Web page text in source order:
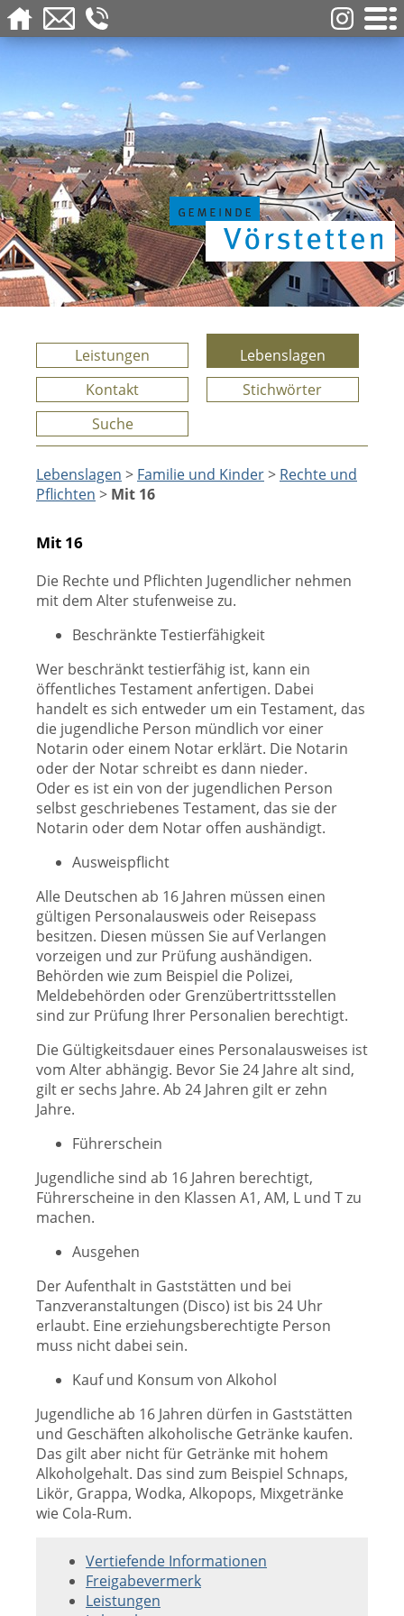
Leistungen
Lebenslagen
Kontakt
Stichwörter
Suche
Lebenslagen > Familie und Kinder> Rechte und
Pflichten > Mit 16
Mit 16
Die Rechte und Pflichten Jugendlicher nehmen
mit dem Alter stufenweise zu.
Beschränkte Testierfähigkeit
Wer beschränkt testierfähig ist, kann ein
öffentliches Testament anfertigen. Dabei
handelt es sich entweder um ein Testament, das
die jugendliche Person mündlich vor einer
Notarin oder einem Notar erklärt. Die Notarin
oder der Notar schreibt es dann nieder.
Oder es ist ein von der jugendlichen Person
selbst geschriebenes Testament, das sie der
Notarin oder dem Notar offen aushändigt.
Ausweispflicht
Alle Deutschen ab 16 Jahren müssen einen
gültigen Personalausweis oder Reisepass
besitzen. Diesen müssen Sie auf Verlangen
vorzeigen und zur Prüfung aushändigen.
Behörden wie zum Beispiel die Polizei,
Meldebehörden oder Grenzübertrittsstellen
sind zur Prüfung Ihrer Personalien berechtigt.
Die Gültigkeitsdauer eines Personalausweises ist
vom Alter abhängig. Bevor Sie 24 Jahre alt sind,
gilt er sechs Jahre. Ab 24 Jahren gilt er zehn
Jahre.
Führerschein
Jugendliche sind ab 16 Jahren berechtigt,
Führerscheine in den Klassen A1, AM, L und T zu
machen.
Ausgehen
Der Aufenthalt in Gaststätten und bei
Tanzveranstaltungen (Disco) ist bis 24 Uhr
erlaubt. Eine erziehungsberechtigte Person
muss nicht dabei sein.
Kauf und Konsum von Alkohol
Jugendliche ab 16 Jahren dürfen in Gaststätten
und Geschäften alkoholische Getränke kaufen.
Das gilt aber nicht für Getränke mit hohem
Alkoholgehalt. Das sind zum Beispiel Schnaps,
Likör, Grappa, Wodka, Alkopops, Mixgetränke
wie Cola-Rum.
Vertiefende Informationen
Freigabevermerk
Leistungen